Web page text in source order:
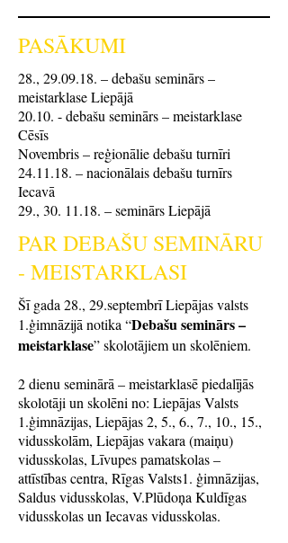
PASĀKUMI
28., 29.09.18. – debašu seminārs –
meistarklase Liepājā
20.10. - debašu seminārs – meistarklase
Cēsīs
Novembris – reģionālie debašu turnīri
24.11.18. – nacionālais debašu turnīrs
Iecavā
29., 30. 11.18. – seminārs Liepājā
PAR DEBAŠU SEMINĀRU
- MEISTARKLASI
Šī gada 28., 29.septembrī Liepājas valsts
1.ģimnāzijā notika “Debašu seminārs –
meistarklase” skolotājiem un skolēniem.
2 dienu seminārā – meistarklasē piedalījās
skolotāji un skolēni no: Liepājas Valsts
1.ģimnāzijas, Liepājas 2, 5., 6., 7., 10., 15.,
vidusskolām, Liepājas vakara (maiņu)
vidusskolas, Līvupes pamatskolas –
attīstības centra, Rīgas Valsts1. ģimnāzijas,
Saldus vidusskolas, V.Plūdoņa Kuldīgas
vidusskolas un Iecavas vidusskolas.